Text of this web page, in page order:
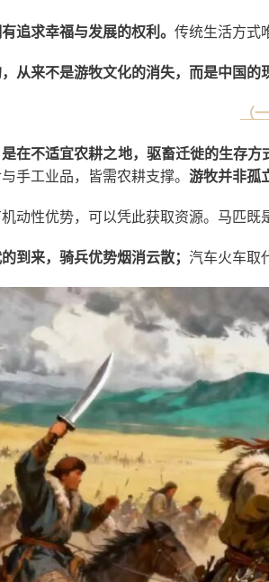
追求幸福与发展的权利。 传统生活方式
从来不是游牧文化的消失，而是中国的
（
在不适宜农耕之地，驱畜迁徙的生存方
手工业品，皆需农耕支撑。 游牧并非孤
动性优势，可以凭此获取资源。马匹既
到来，骑兵优势烟消云散； 汽车火车取